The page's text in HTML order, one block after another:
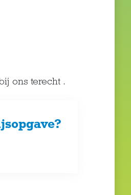
ons terecht .